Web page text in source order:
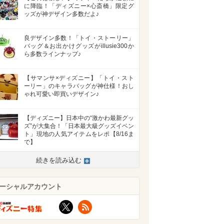
に降臨！「ディズニー×心斎橋」限定グ
ッズが神デザイン多数だよ♪
良デザイン多数！「トイ・ストーリー」
バッグ＆お出かけグッズがillusie300か
ら多数ラインナップ♪
【サマンサ×ディズニー】「トイ・スト
ーリー」のキャラバッグが神仕様！おし
ゃれ可愛い即買いデザイン♪
【ディズニー】日本中の“激かわ最新グッ
ズ”が大集合！「日本最大級グッズイベン
ト」現地の人気アイテムをレポ【8/16ま
で】
続きを読み込む
シャルアカウント
X